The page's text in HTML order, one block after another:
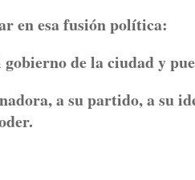
en esa fusión política:
de la ciudad y
a su partido, a su